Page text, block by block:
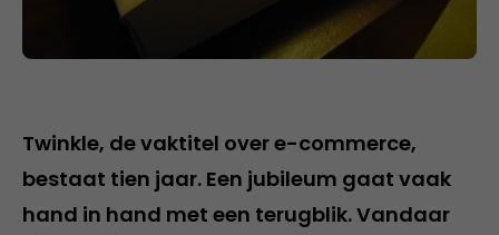
Twinkle, de vaktitel over e-commerce,
bestaat tien jaar. Een jubileum gaat vaak
hand in hand met een terugblik. Vandaar